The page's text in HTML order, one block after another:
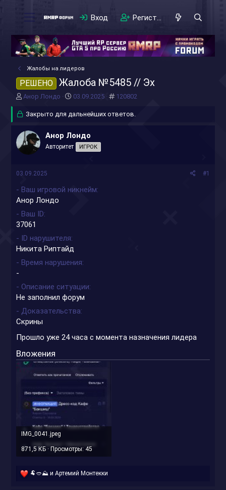
Вход Регистрация
Жалобы на лидеров
РЕШЕНО Жалоба №5485 // Эх
А
т
р
т
Анор Лондо
Д
т
н
а
ч
03.09.2025 #120802
Закрыто для дальнейших ответов.
Анор Лондо
Авторитет ИГРОК
03.09.2025 #1
- Ваш игровой никнейм
Анор Лондо
- Ваш ID
37061
- ID нарушителя
Никита Риптайд
- Время нарушения
-
- Описание ситуации
Не заполнил форум
- Доказательства
Скрины
Прошло уже 24 часа с момента назначения лидера
Вложения
IMG_0041.jpeg
871,5 КБ · Просмотры: 45
Р
🐏🥙⛰️ иАртемий Монтекки